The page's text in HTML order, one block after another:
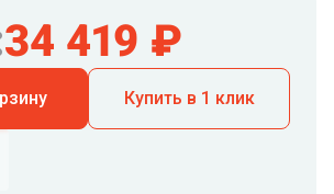
34 419 ₽
Купить в 1 клик